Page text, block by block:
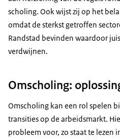
scholing. Ook wijst zij op het
omdat de sterkst getroffen
Randstad bevinden waardoor
verdwijnen.
Omscholing:
Omscholing kan een rol spelen
transities op de arbeidsmarkt.
probleem voor, zo staat te lezen